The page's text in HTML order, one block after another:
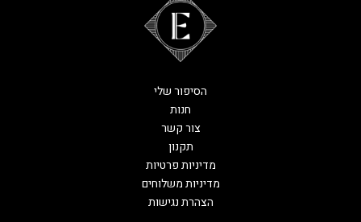
הסיפור שלי
חנות
צור קשר
תקנון
מדיניות פרטיות
מדיניות משלוחים
הצהרת נגישות